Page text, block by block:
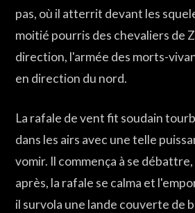
pas, où il atterrit devant les
moitié pourris des chevaliers de
direction, l'armée des morts-
en direction du nord.
La rafale de vent fit soudain
dans les airs avec une telle
vomir. Il commença à se
après, la rafale se calma et
il survola une lande couverte de